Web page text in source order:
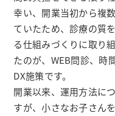
幸い、開業当初から複
ていたため、診療の質
る仕組みづくりに取り
たのが、WEB問診、時
DX施策です。
開業以来、運用方法に
すが、小さなお子さん